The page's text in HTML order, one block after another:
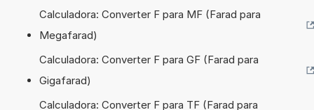
Calculadora: Converter F para MF (Farad para
Megafarad)
Calculadora: Converter F para GF (Farad para
Gigafarad)
Calculadora: Converter F para TF (Farad para